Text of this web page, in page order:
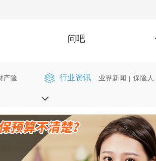
问吧
产险 行业资讯 业界新闻 | 保险人